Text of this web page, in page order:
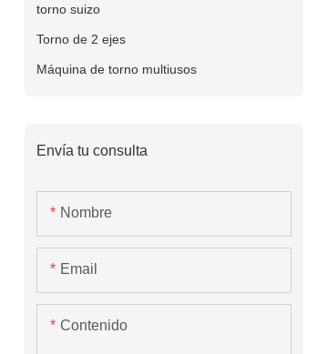
torno suizo
Torno de 2 ejes
Máquina de torno multiusos
Envía tu consulta
Nombre
Email
Contenido